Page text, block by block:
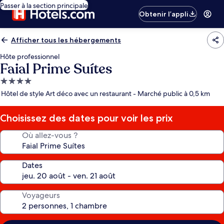
Passer à la section principale
Obtenir l’appli
Afficher tous les hébergements
Hôte professionnel
Faial Prime Suítes
Hébergement
4.0 étoiles
Hôtel de style Art déco avec un restaurant - Marché public à 0,5 km
Choisissez des dates pour voir les prix
Où allez-vous ?
Dates
Voyageurs